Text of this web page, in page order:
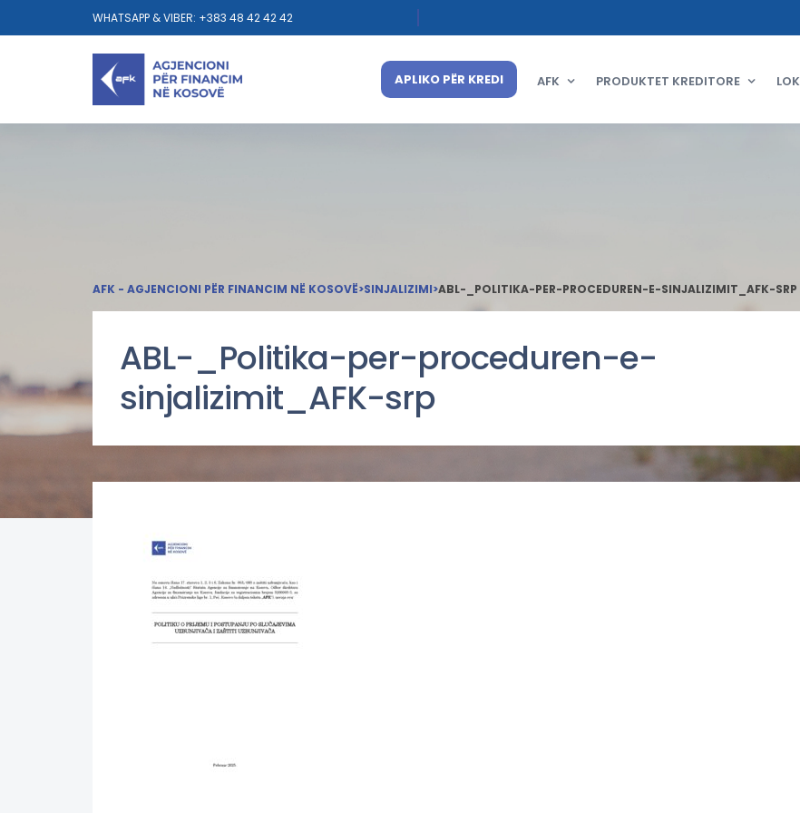
WHATSAPP & VIBER: +383 48 42 42 42
APLIKO PËR KREDI AFK PRODUKTET KREDITORE
AFK - AGJENCIONI PËR FINANCIM NË KOSOVË>SINJALIZIMI>ABL-_POLITIKA-PER-PROCEDUREN-E-SINJALIZIMIT_AFK-SRP
ABL-_Politika-per-proceduren-e-
sinjalizimit_AFK-srp